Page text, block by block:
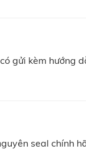
gửi kèm
seal chính